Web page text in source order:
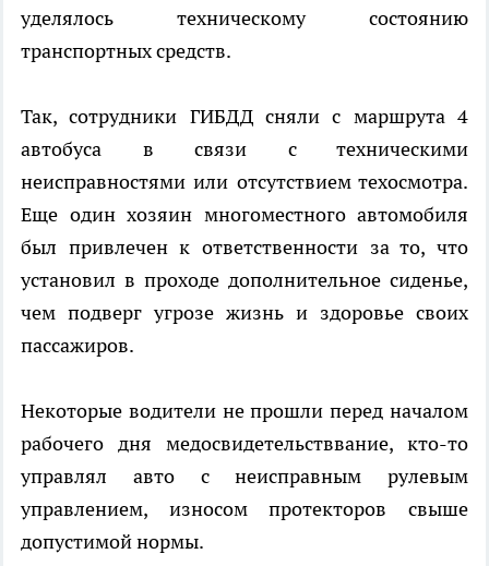
уделялось техническому состоянию
транспортных средств.
Так, сотрудники ГИБДД сняли с маршрута 4
автобуса в связи с техническими
неисправностями или отсутствием техосмотра.
Еще один хозяин многоместного автомобиля
был привлечен к ответственности за то, что
установил в проходе дополнительное сиденье,
чем подверг угрозе жизнь и здоровье своих
пассажиров.
Некоторые водители не прошли перед началом
рабочего дня медосвидетельстввание, кто-то
управлял авто с неисправным рулевым
управлением, износом протекторов свыше
допустимой нормы.